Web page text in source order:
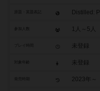
Distilled:
参加人数 1人～5人
未登録
未登録
2023年～